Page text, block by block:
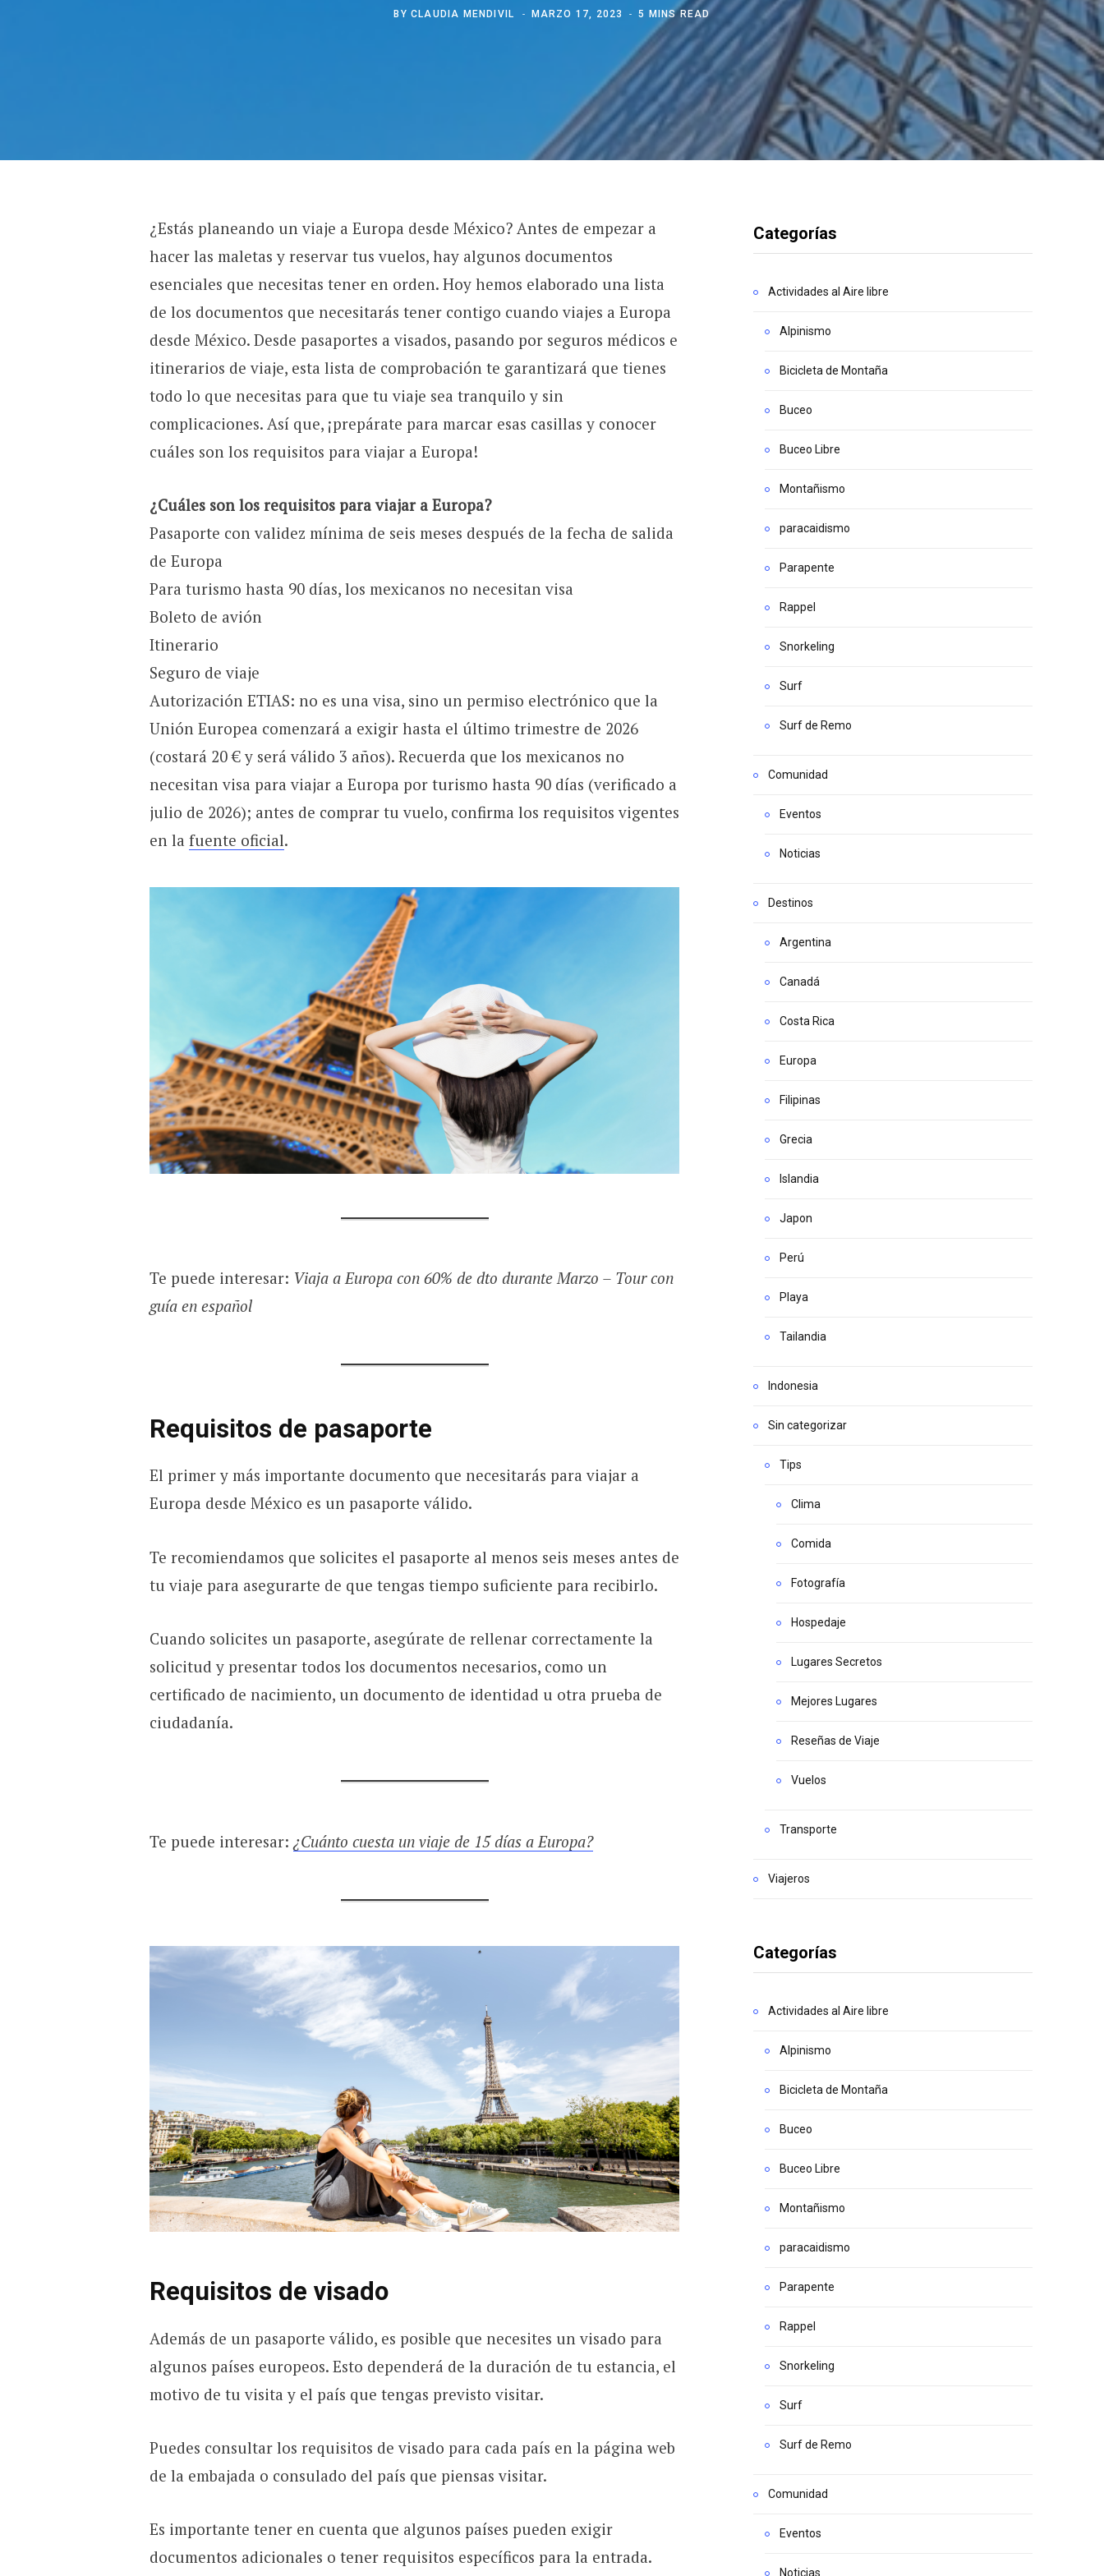
BYCLAUDIA MENDIVIL MARZO 17, 2023 5 MINS READ
¿Estás planeando un viaje a Europa desde México? Antes de empezar a
hacer las maletas y reservar tus vuelos, hay algunos documentos
esenciales que necesitas tener en orden. Hoy hemos elaborado una lista
de los documentos que necesitarás tener contigo cuando viajes a Europa
desde México. Desde pasaportes a visados, pasando por seguros médicos e
itinerarios de viaje, esta lista de comprobación te garantizará que tienes
todo lo que necesitas para que tu viaje sea tranquilo y sin
complicaciones. Así que, ¡prepárate para marcar esas casillas y conocer
cuáles son los requisitos para viajar a Europa!
¿Cuáles son los requisitos para viajar a Europa?
Pasaporte con validez mínima de seis meses después de la fecha de salida
de Europa
Para turismo hasta 90 días, los mexicanos no necesitan visa
Boleto de avión
Itinerario
Seguro de viaje
Autorización ETIAS: no es una visa, sino un permiso electrónico que la
Unión Europea comenzará a exigir hasta el último trimestre de 2026
(costará 20 € y será válido 3 años). Recuerda que los mexicanos no
necesitan visa para viajar a Europa por turismo hasta 90 días (verificado a
julio de 2026); antes de comprar tu vuelo, confirma los requisitos vigentes
en la fuente oficial.
Te puede interesar: Viaja a Europa con 60% de dto durante Marzo – Tour con
guía en español
Requisitos de pasaporte
El primer y más importante documento que necesitarás para viajar a
Europa desde México es un pasaporte válido.
Te recomiendamos que solicites el pasaporte al menos seis meses antes de
tu viaje para asegurarte de que tengas tiempo suficiente para recibirlo.
Cuando solicites un pasaporte, asegúrate de rellenar correctamente la
solicitud y presentar todos los documentos necesarios, como un
certificado de nacimiento, un documento de identidad u otra prueba de
ciudadanía.
Te puede interesar: ¿Cuánto cuesta un viaje de 15 días a Europa?
Requisitos de visado
Además de un pasaporte válido, es posible que necesites un visado para
algunos países europeos. Esto dependerá de la duración de tu estancia, el
motivo de tu visita y el país que tengas previsto visitar.
Puedes consultar los requisitos de visado para cada país en la página web
de la embajada o consulado del país que piensas visitar.
Es importante tener en cuenta que algunos países pueden exigir
documentos adicionales o tener requisitos específicos para la entrada.
Categorías
Actividades al Aire libre
Alpinismo
Bicicleta de Montaña
Buceo
Buceo Libre
Montañismo
paracaidismo
Parapente
Rappel
Snorkeling
Surf
Surf de Remo
Comunidad
Eventos
Noticias
Destinos
Argentina
Canadá
Costa Rica
Europa
Filipinas
Grecia
Islandia
Japon
Perú
Playa
Tailandia
Indonesia
Sin categorizar
Tips
Clima
Comida
Fotografía
Hospedaje
Lugares Secretos
Mejores Lugares
Reseñas de Viaje
Vuelos
Transporte
Viajeros
Categorías
Actividades al Aire libre
Alpinismo
Bicicleta de Montaña
Buceo
Buceo Libre
Montañismo
paracaidismo
Parapente
Rappel
Snorkeling
Surf
Surf de Remo
Comunidad
Eventos
Noticias